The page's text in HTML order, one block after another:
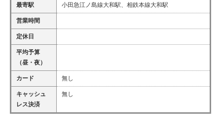
最寄駅 小田急江ノ島線大和駅、相鉄本線大和駅
営業時間
定休日
平均予算
（昼・夜）
カード 無し
キャッシュ
レス決済
無し